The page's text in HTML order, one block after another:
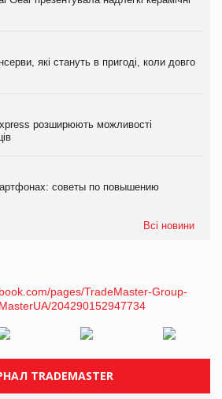
які стануть в пригоді, коли довго
розширюють можливості
советы по повышению
Всі новини
TRADEMASTER